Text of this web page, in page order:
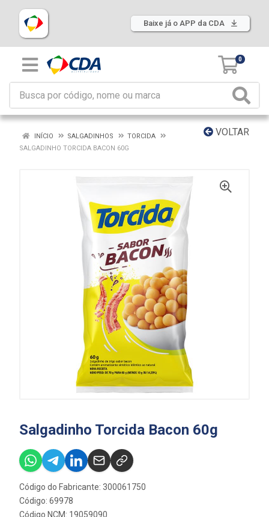
Baixe já o APP da CDA
0
VOLTAR
INÍCIO SALGADINHOS
TORCIDA
SALGADINHO TORCIDA BACON 60G
Salgadinho Torcida Bacon 60g
Código do Fabricante: 300061750
Código: 69978
Código NCM: 19059090